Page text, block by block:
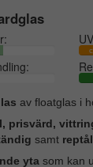
av floatglas i
prisvärd,
samt
yta som kan